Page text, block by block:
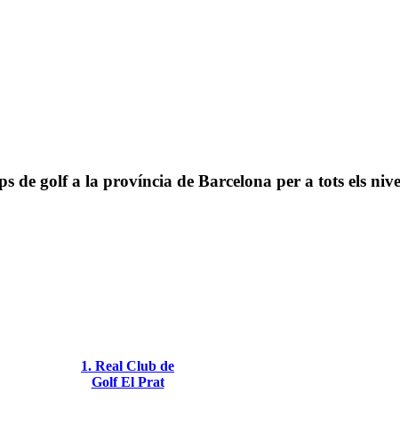
de golf a la província de Barcelona per a tots els
1. Real Club de
Golf El Prat